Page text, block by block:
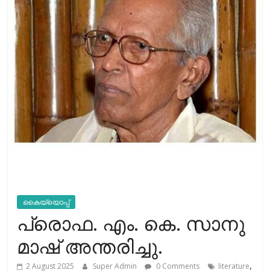
കൈയ്യൊപ്പ്
പ്രൊഫ. എം. കെ. സാനു
മാഷ് അന്തരിച്ചു.
2 August 2025 Super Admin 0 Comments literature,